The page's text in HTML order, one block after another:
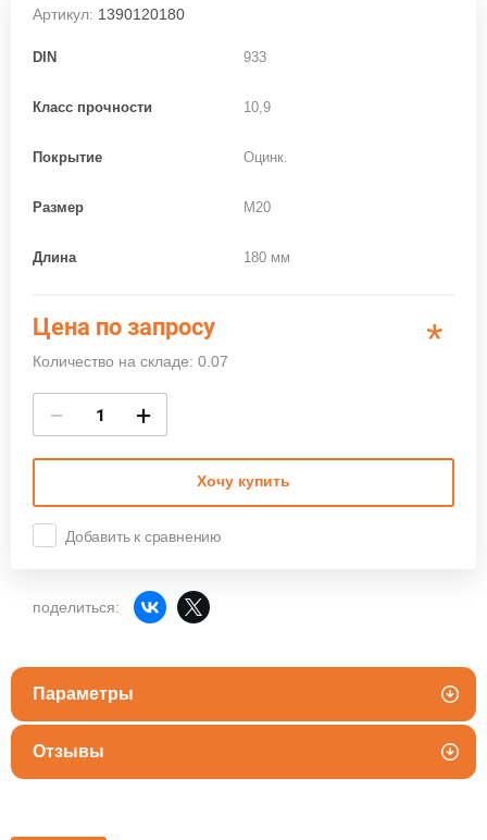
Артикул: 1390120180
DIN 933
Класс прочности 10,9
Покрытие Оцинк.
Размер M20
Длина 180 мм
Цена по запросу
Количество на складе: 0.07 *
− +
Хочу купить
Добавить к сравнению
поделиться:
Параметры
Отзывы